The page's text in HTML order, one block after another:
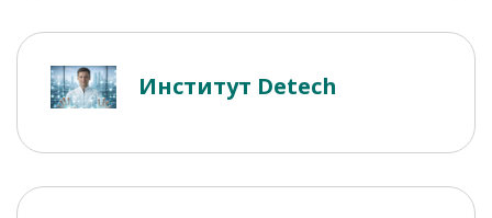
Институт Detech